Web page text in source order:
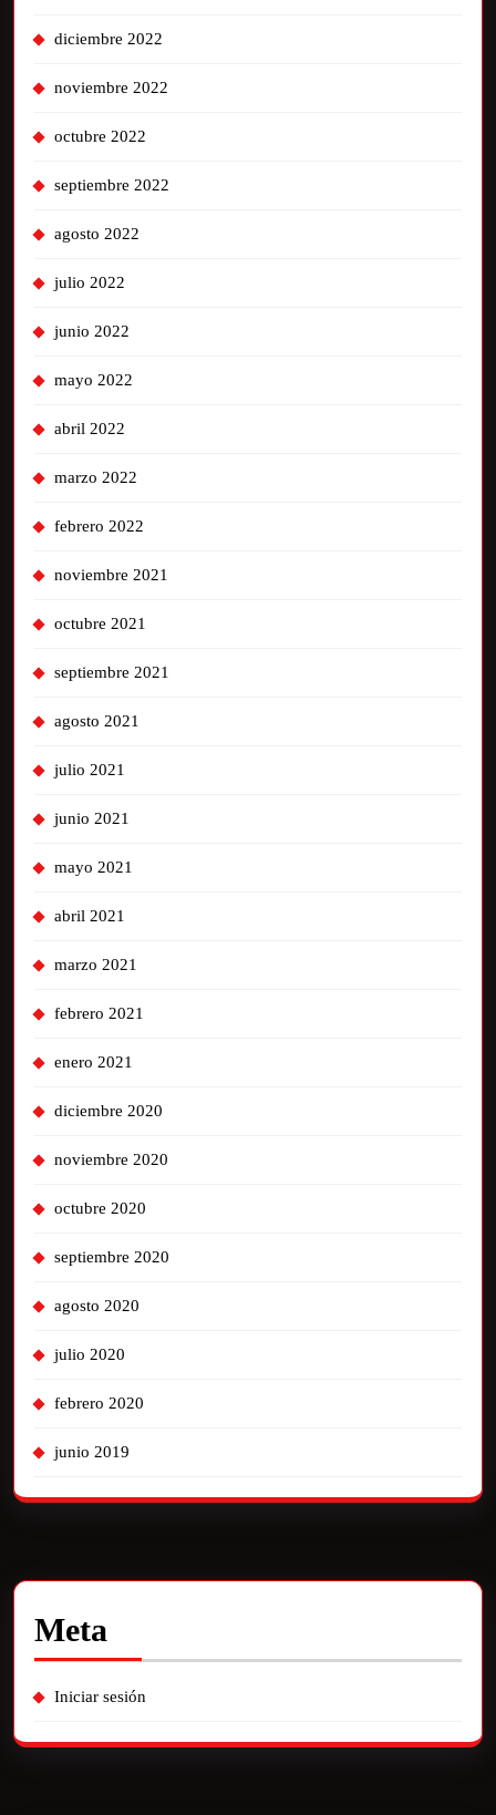
diciembre 2022
noviembre 2022
octubre 2022
septiembre 2022
agosto 2022
julio 2022
junio 2022
mayo 2022
abril 2022
marzo 2022
febrero 2022
noviembre 2021
octubre 2021
septiembre 2021
agosto 2021
julio 2021
junio 2021
mayo 2021
abril 2021
marzo 2021
febrero 2021
enero 2021
diciembre 2020
noviembre 2020
octubre 2020
septiembre 2020
agosto 2020
julio 2020
febrero 2020
junio 2019
Meta
Iniciar sesión